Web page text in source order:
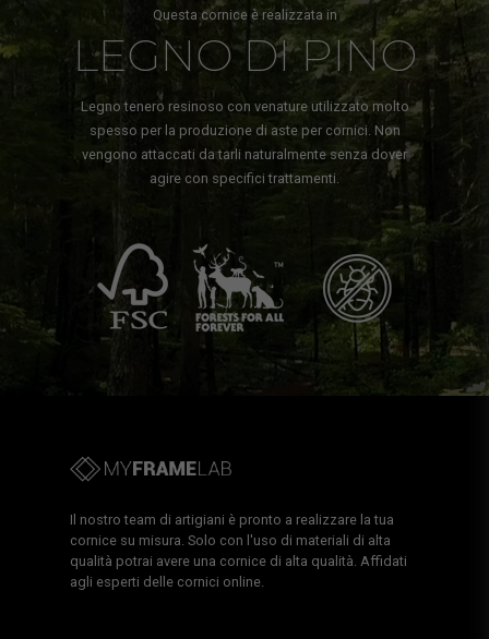
Questa cornice è realizzata in
LEGNO DI PINO
Legno tenero resinoso con venature utilizzato molto
spesso per la produzione di aste per cornici. Non
vengono attaccati da tarli naturalmente senza dover
agire con specifici trattamenti.
Il nostro team di artigiani è pronto a realizzare la tua
cornice su misura. Solo con l'uso di materiali di alta
qualità potrai avere una cornice di alta qualità. Affidati
agli esperti delle cornici online.